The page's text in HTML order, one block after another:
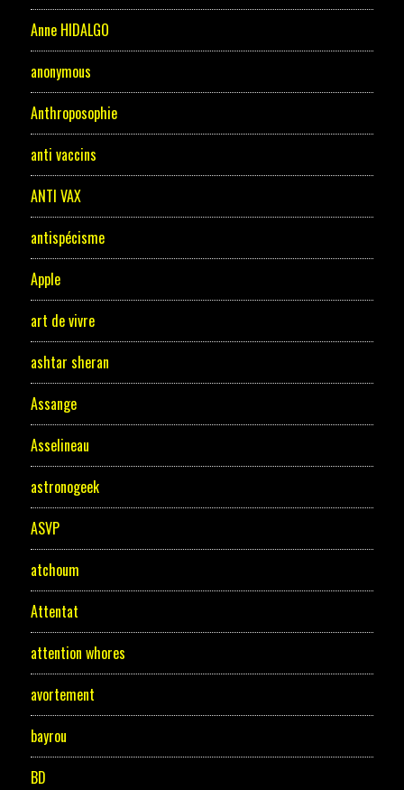
Anne HIDALGO
anonymous
Anthroposophie
anti vaccins
ANTI VAX
antispécisme
Apple
art de vivre
ashtar sheran
Assange
Asselineau
astronogeek
ASVP
atchoum
Attentat
attention whores
avortement
bayrou
BD